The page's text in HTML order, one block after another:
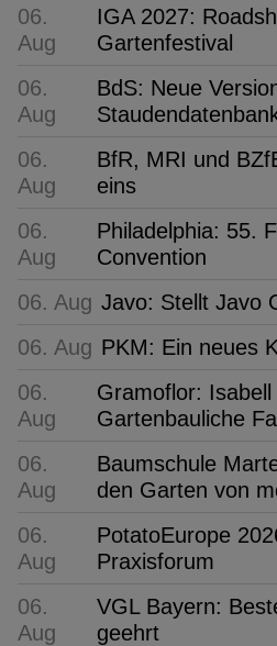
06.
Aug
IGA 2027:
Gartenfestival
06.
Aug
BdS: Neue
06.
Aug
BfR, MRI und
eins
06.
Aug
Philadelphia: 55.
Convention
06. Aug Javo: Stellt Javo
06. Aug PKM: Ein neues
06.
Aug
Gramoflor:
Gartenbauliche
06.
Aug
Baumschule
den Garten von
06.
Aug
PotatoEurope
Praxisforum
06.
Aug
VGL Bayern:
geehrt